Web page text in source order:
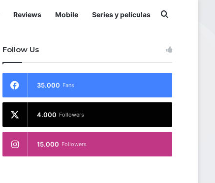
Reviews Mobile Series y películas
Follow Us
35.000 Fans
4.000 Followers
15.000 Followers